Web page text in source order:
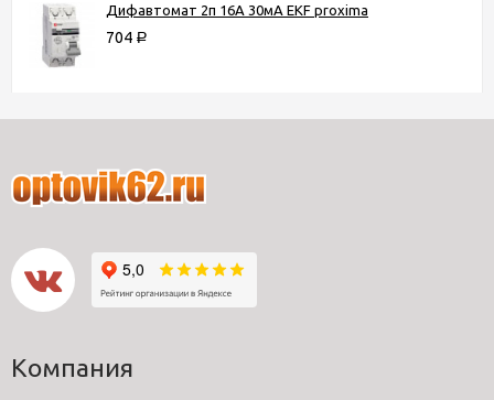
Дифавтомат 2п 16А 30мА EKF proxima
704 Р
Компания